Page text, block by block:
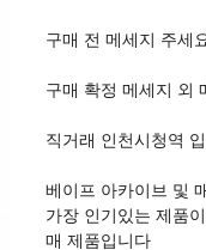
구매 전 메세지 주세
구매 확정 메세지 외
직거래 인천시청역
베이프 아카이브 및
가장 인기있는 제품
매 제품입니다